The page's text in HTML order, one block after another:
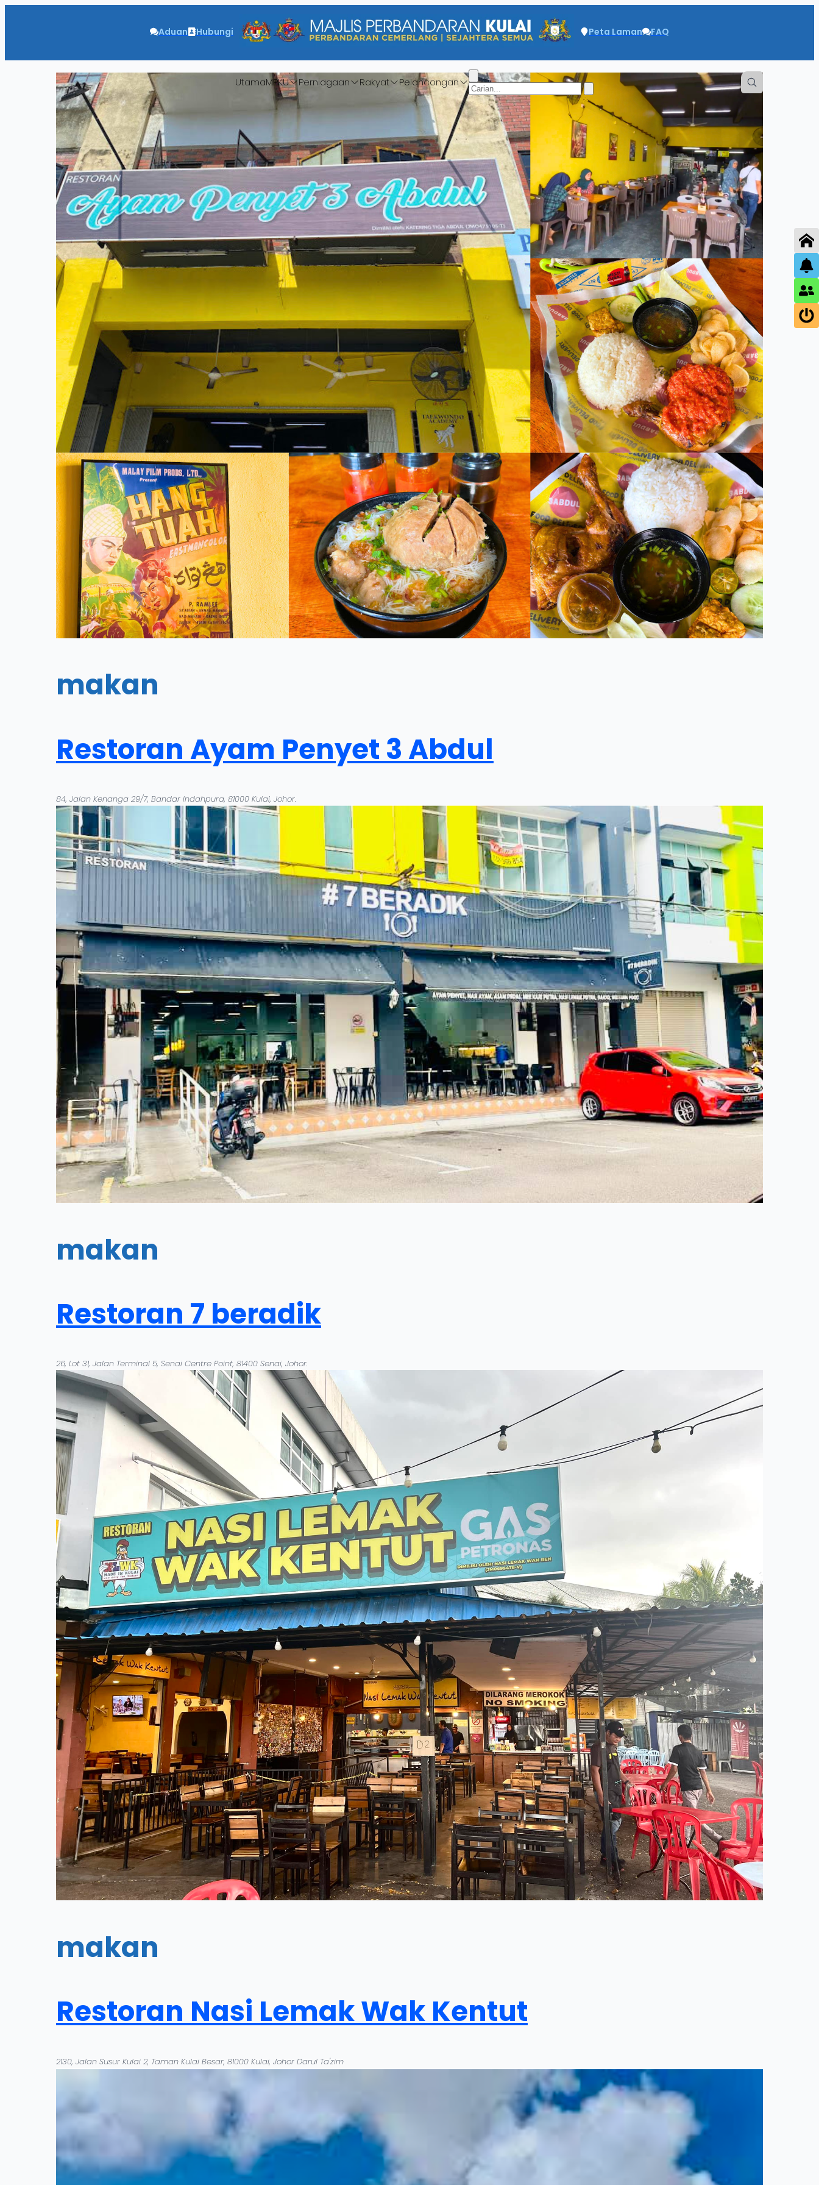
Aduan Hubungi Peta Laman FAQ
UtamaMPKU Perniagaan Rakyat Pelancongan
makan
Restoran Ayam Penyet 3 Abdul
84, Jalan Kenanga 29/7, Bandar Indahpura, 81000 Kulai, Johor.
makan
Restoran 7 beradik
26, Lot 31, Jalan Terminal 5, Senai Centre Point, 81400 Senai, Johor.
makan
Restoran Nasi Lemak Wak Kentut
2130, Jalan Susur Kulai 2, Taman Kulai Besar, 81000 Kulai, Johor Darul Ta'zim